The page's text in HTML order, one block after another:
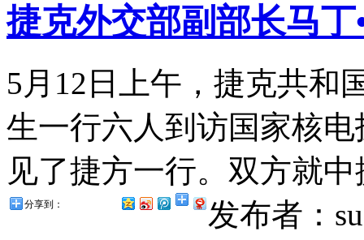
捷克外交部副部长马
5月12日上午，捷克共和
生一行六人到访国家核
见了捷方一行。双方就
发布者：
分享到：